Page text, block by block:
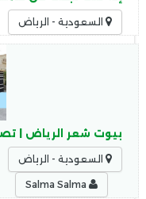
السعودية - الرياض
بيوت شعر الرياض |
السعودية - الرياض